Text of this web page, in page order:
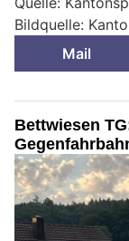
Bildquelle:
Mail
Bettwiesen